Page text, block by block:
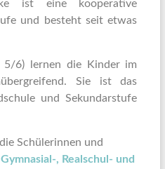
ist eine kooperative
und besteht seit etwas
5/6) lernen die Kinder im
Sie ist das
und Sekundarstufe
Schülerinnen und
Gymnasial-, Realschul- und